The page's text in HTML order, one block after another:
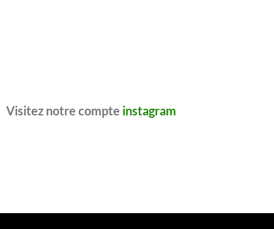
Visitez notre compte instagram